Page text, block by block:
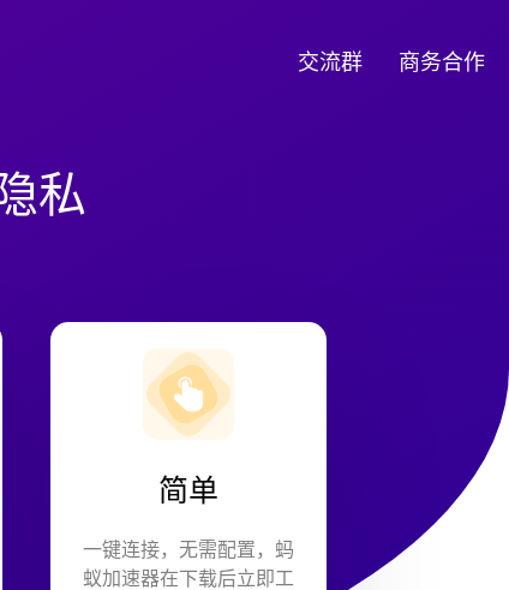
交流群 商务合作
私
简单
一键连接，无需配置，蚂
蚁加速器在下载后立即工